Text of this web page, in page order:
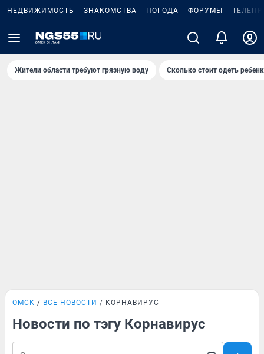
НЕДВИЖИМОСТЬ ЗНАКОМСТВА ПОГОДА ФОРУМЫ
Жители области требуют грязную воду Сколько стоит одеть
ОМСК ВСЕ НОВОСТИ КОРНАВИРУС
Новости по тэгу Корнавирус